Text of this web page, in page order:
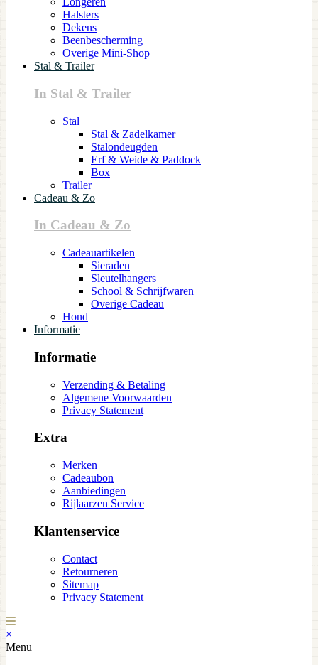
Halsters
Dekens
Beenbescherming
Overige Mini-Shop
Stal & Trailer
In Stal & Trailer
Stal
Stal & Zadelkamer
Stalondeugden
Erf & Weide & Paddock
Box
Trailer
Cadeau & Zo
In Cadeau & Zo
Cadeauartikelen
Sieraden
Sleutelhangers
School & Schrijfwaren
Overige Cadeau
Hond
Informatie
Informatie
Verzending & Betaling
Algemene Voorwaarden
Privacy Statement
Extra
Merken
Cadeaubon
Aanbiedingen
Rijlaarzen Service
Klantenservice
Contact
Retourneren
Sitemap
Privacy Statement
×
Menu